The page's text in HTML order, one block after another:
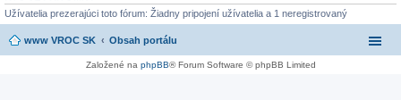
Užívatelia prezerajúci toto fórum: Žiadny pripojení užívatelia a 1 neregistrovaný
www VROC SK Obsah portálu
Založené na phpBB® Forum Software © phpBB Limited